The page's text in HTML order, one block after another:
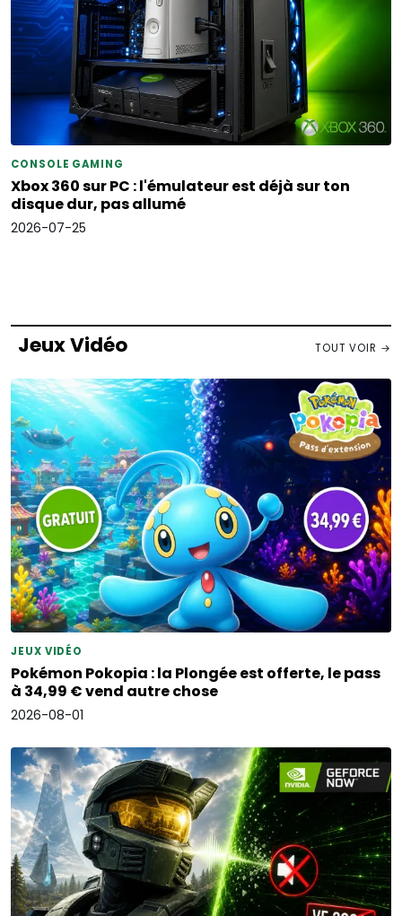
CONSOLE GAMING
Xbox 360 sur PC : l'émulateur est déjà sur ton
disque dur, pas allumé
2026-07-25
Jeux Vidéo TOUT VOIR →
JEUX VIDÉO
Pokémon Pokopia : la Plongée est offerte, le pass
à 34,99 € vend autre chose
2026-08-01